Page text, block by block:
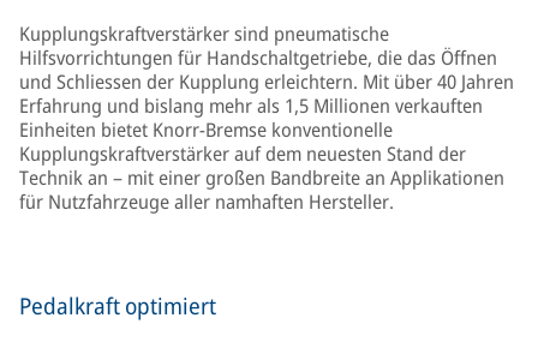
Kupplungskraftverstärker sind pneumatische
Hilfsvorrichtungen für Handschaltgetriebe, die das Öffnen
und Schliessen der Kupplung erleichtern. Mit über 40 Jahren
Erfahrung und bislang mehr als 1,5 Millionen verkauften
Einheiten bietet Knorr-Bremse konventionelle
Kupplungskraftverstärker auf dem neuesten Stand der
Technik an – mit einer großen Bandbreite an Applikationen
für Nutzfahrzeuge aller namhaften Hersteller.
Pedalkraft optimiert